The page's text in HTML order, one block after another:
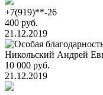
+7(919)**-26
400 руб.
21.12.2019
Никольский Андрей
10 000 руб.
21.12.2019